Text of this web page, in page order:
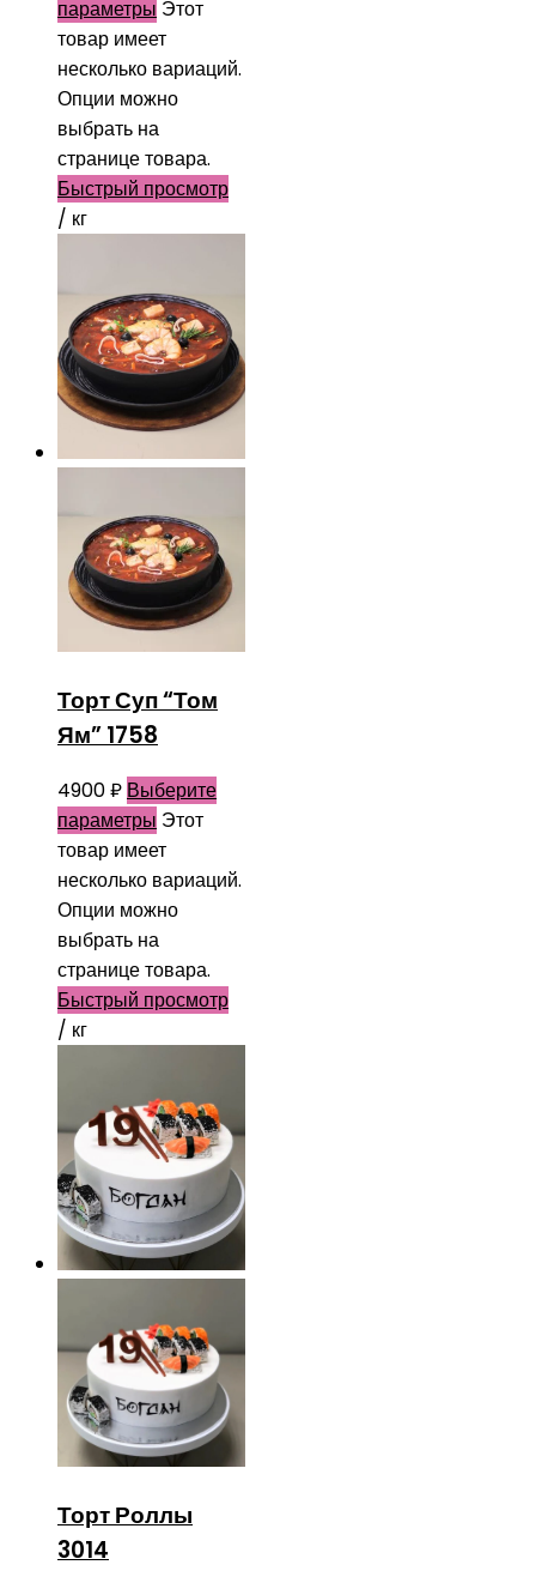
параметры Этот
товар имеет
несколько вариаций.
Опции можно
выбрать на
странице товара.
Быстрый просмотр
/ кг
Торт Суп “Том
Ям” 1758
4900₽ Выберите
параметры Этот
товар имеет
несколько вариаций.
Опции можно
выбрать на
странице товара.
Быстрый просмотр
/ кг
Торт Роллы
3014